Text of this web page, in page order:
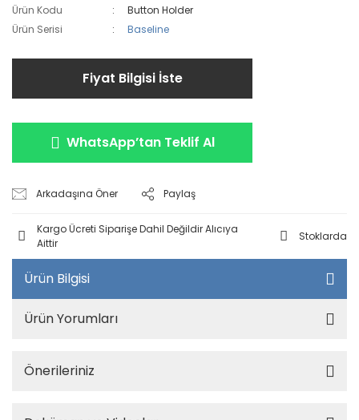
Ürün Kodu
Button Holder
Ürün Serisi
Baseline
Fiyat Bilgisi İste
WhatsApp’tan Teklif Al
Arkadaşına Öner Paylaş
Kargo Ücreti Siparişe Dahil Değildir Alıcıya
Aittir
Stoklarda
Ürün Bilgisi
Ürün Yorumları
Önerileriniz